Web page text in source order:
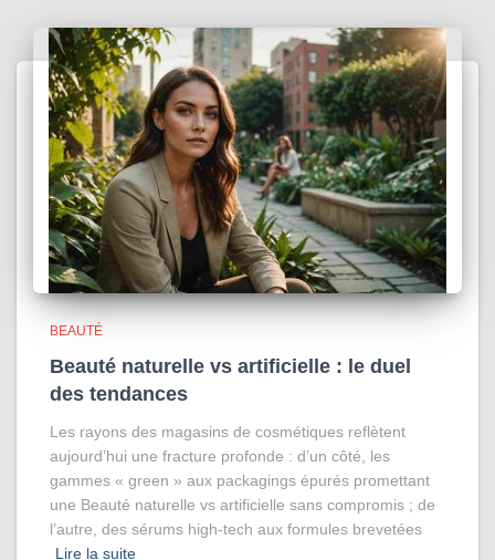
BEAUTÉ
Beauté naturelle vs artificielle : le duel
des tendances
Les rayons des magasins de cosmétiques reflètent
aujourd’hui une fracture profonde : d’un côté, les
gammes « green » aux packagings épurés promettant
une Beauté naturelle vs artificielle sans compromis ; de
l’autre, des sérums high-tech aux formules brevetées
Lire la suite